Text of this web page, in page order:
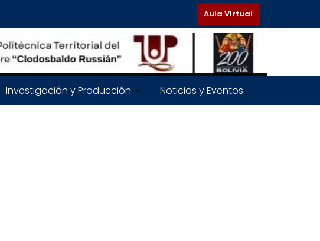
Aula Virtual
Investigación y Producción Noticias y Eventos